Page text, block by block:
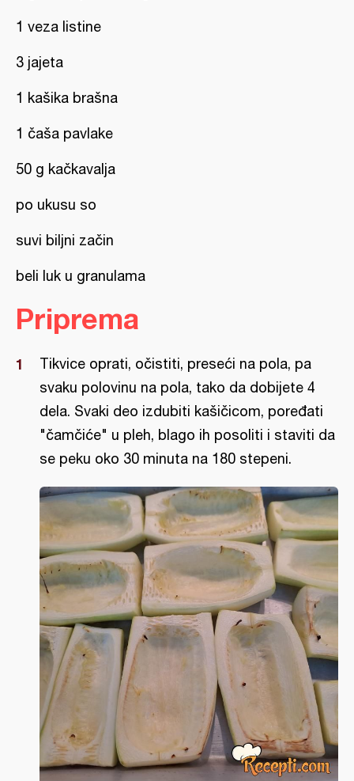
1 veza listine
3 jajeta
1 kašika brašna
1 čaša pavlake
50 g kačkavalja
po ukusu so
suvi biljni začin
beli luk u granulama
Priprema
Tikvice oprati, očistiti, preseći na pola, pa
svaku polovinu na pola, tako da dobijete 4
dela. Svaki deo izdubiti kašičicom, poređati
"čamčiće" u pleh, blago ih posoliti i staviti da
se peku oko 30 minuta na 180 stepeni.